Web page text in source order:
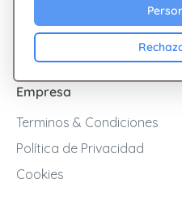
Cashback
Empresa
Terminos & Condiciones
Política de Privacidad
Cookies